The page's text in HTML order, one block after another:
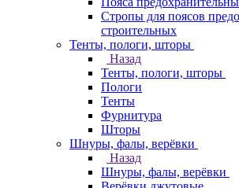
Стропы для поясов
строительных
Тенты, пологи, шторы
Назад
Тенты, пологи, шторы
Пологи
Тенты
Фурнитура
Шторы
Шнуры, фалы, верёвки
Назад
Шнуры, фалы, верёвки